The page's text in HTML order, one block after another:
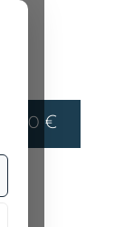
0,00 €